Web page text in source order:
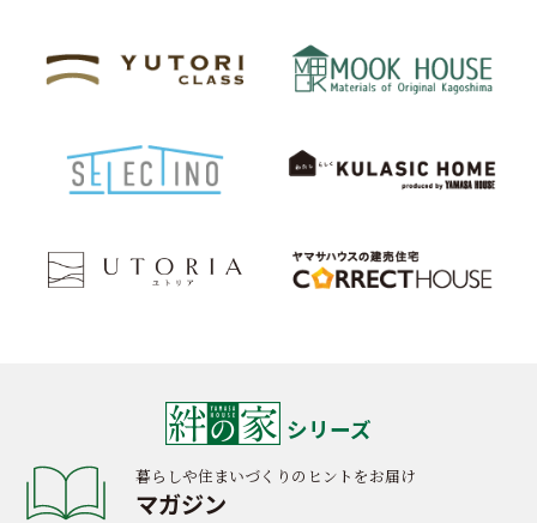
シリーズ
暮らしや住まいづくりのヒントをお届け
マガジン